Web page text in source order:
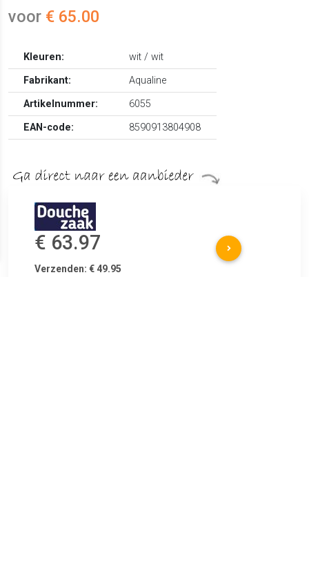
voor € 65.00
Kleuren:
wit / wit
Fabrikant:
Aqualine
Artikelnummer:
6055
EAN-code:
8590913804908
€ 63.97
Verzenden: € 49.95